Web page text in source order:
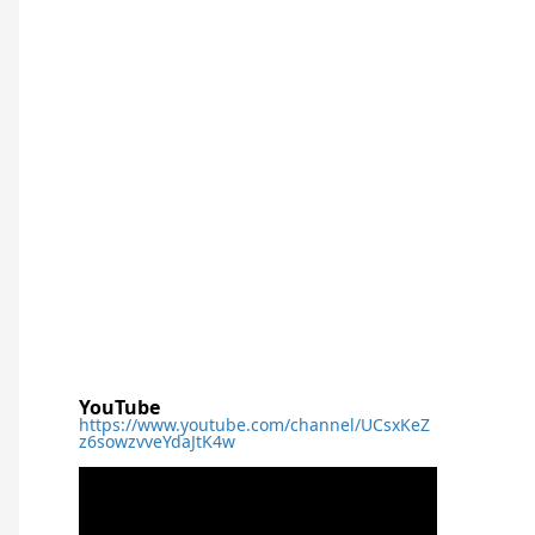
YouTube
https://www.youtube.com/channel/UCsxKeZ
z6sowzvveYdaJtK4w